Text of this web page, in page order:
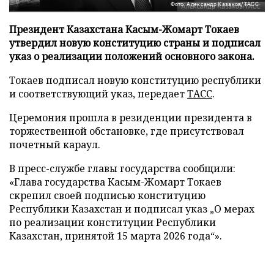
Фото: Александр Казаков/ТАСС
Президент Казахстана Касым-Жомарт Токаев
утвердил новую конституцию страны и подписал
указ о реализации положений основного закона.
Токаев подписал новую конституцию республики
и соответствующий указ, передаетТАСС.
Церемония прошла в резиденции президента в
торжественной обстановке, где присутствовал
почетный караул.
В пресс-службе главы государства сообщили:
«Глава государства Касым-Жомарт Токаев
скрепил своей подписью конституцию
Республики Казахстан и подписал указ „О мерах
по реализации конституции Республики
Казахстан, принятой 15 марта 2026 года“».